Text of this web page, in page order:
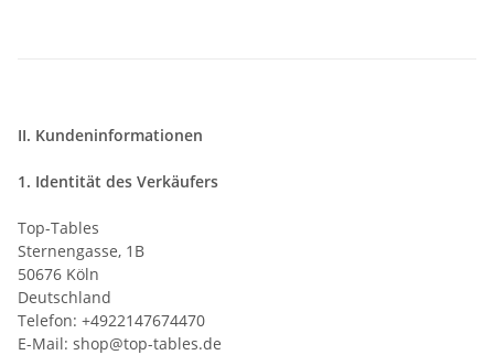
II. Kundeninformationen
1. Identität des Verkäufers
Top-Tables
Sternengasse, 1B
50676 Köln
Deutschland
Telefon: +4922147674470
E-Mail: shop@top-tables.de